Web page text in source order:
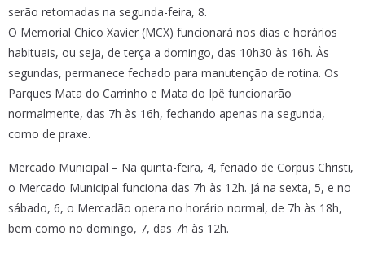
serão retomadas na segunda-feira, 8.
O Memorial Chico Xavier (MCX) funcionará nos dias e horários
habituais, ou seja, de terça a domingo, das 10h30 às 16h. Às
segundas, permanece fechado para manutenção de rotina. Os
Parques Mata do Carrinho e Mata do Ipê funcionarão
normalmente, das 7h às 16h, fechando apenas na segunda,
como de praxe.
Mercado Municipal – Na quinta-feira, 4, feriado de Corpus Christi,
o Mercado Municipal funciona das 7h às 12h. Já na sexta, 5, e no
sábado, 6, o Mercadão opera no horário normal, de 7h às 18h,
bem como no domingo, 7, das 7h às 12h.